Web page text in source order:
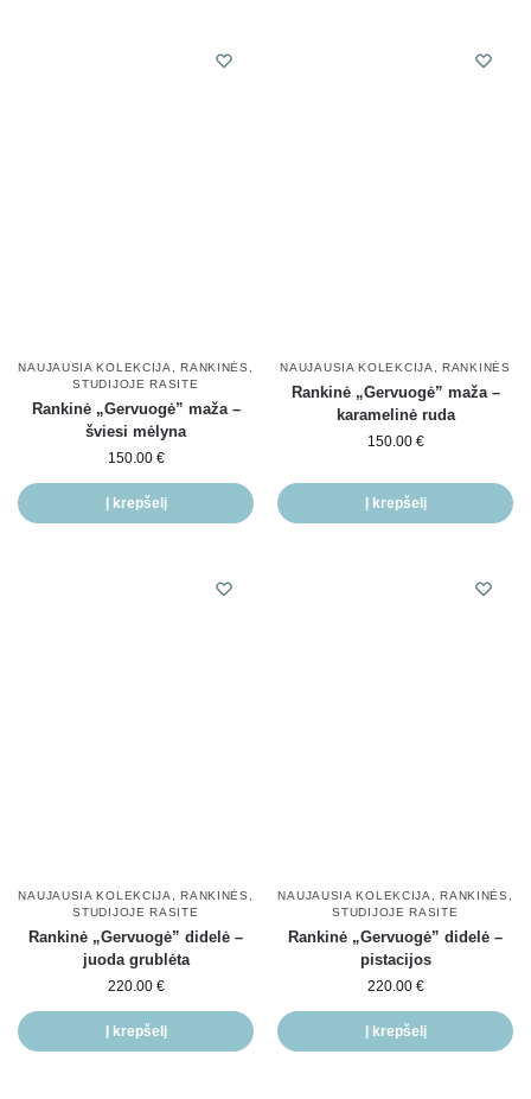
NAUJAUSIA KOLEKCIJA ,RANKINĖS
STUDIJOJE RASITE
Rankinė „Gervuogė” maža –
šviesi mėlyna
150.00 €
Į krepšelį
NAUJAUSIA KOLEKCIJA ,RANKINĖS
Rankinė „Gervuogė” maža –
karamelinė ruda
150.00 €
Į krepšelį
NAUJAUSIA KOLEKCIJA ,RANKINĖS
STUDIJOJE RASITE
Rankinė „Gervuogė” didelė –
juoda grublėta
220.00 €
Į krepšelį
NAUJAUSIA KOLEKCIJA ,RANKINĖS
STUDIJOJE RASITE
Rankinė „Gervuogė” didelė –
pistacijos
220.00 €
Į krepšelį